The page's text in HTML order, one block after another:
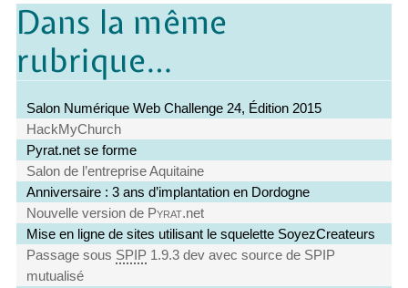
Dans la même
rubrique…
Salon Numérique Web Challenge 24, Édition 2015
HackMyChurch
Pyrat.net se forme
Salon de l’entreprise Aquitaine
Anniversaire : 3 ans d’implantation en Dordogne
Nouvelle version de Pyrat.net
Mise en ligne de sites utilisant le squelette SoyezCreateurs
Passage sous SPIP 1.9.3 dev avec source de SPIP
mutualisé